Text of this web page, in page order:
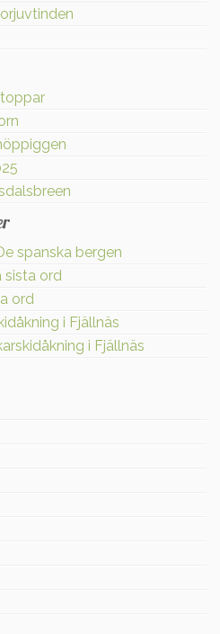
spanska bergen
sista ord
ord
i Fjällnäs
i Fjällnäs